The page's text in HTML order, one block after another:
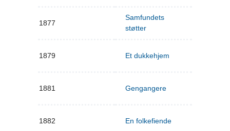
1877
Samfundets
støtter
1879 Et dukkehjem
1881 Gengangere
1882 En folkefiende